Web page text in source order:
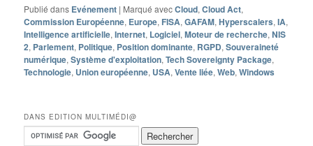
Publié dans Evénement | Marqué avecCloud,Cloud Act,
Commission Européenne, Europe, FISA,GAFAM,Hyperscalers,IA,
Intelligence artificielle,Internet, Logiciel,Moteur de recherche,NIS
2, Parlement, Politique, Position dominante, RGPD,Souveraineté
numérique,Système d'exploitation,Tech Sovereignty Package,
Technologie, Union européenne, USA,Vente liée,Web,Windows
DANS EDITION MULTIMÉDI@